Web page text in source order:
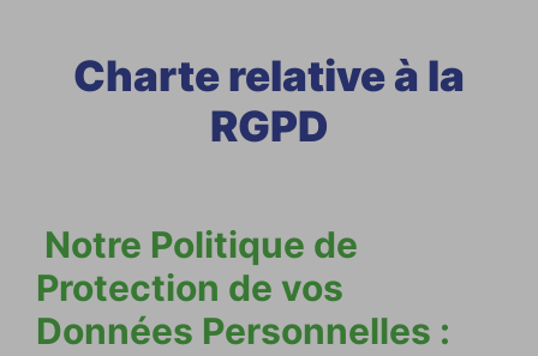
Charte relative à la
RGPD
Notre Politique de
Protection de vos
Données Personnelles :